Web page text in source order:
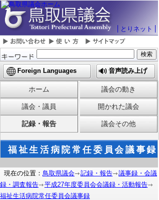
とりネット
Foreign Languages 音声読み上げ
ホーム 議会の動き
議会・議員 開かれた議会
記録・報告 議会その他
福祉生活病院常任委員会議事録
現在の位置： 鳥取県議会 記録・報告
議事録・会議
録・調査報告
平成27年度委員会会議録・活動報告
福祉生活病院常任委員会議事録